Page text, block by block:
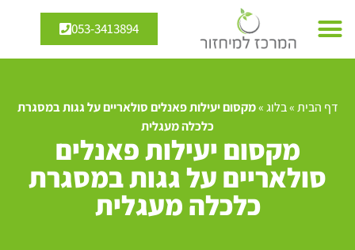
053-3413894
דף הבית»בלוג»מקסום יעילות פאנלים סולאריים על גגות במסגרת
כלכלה מעגלית
מקסום יעילות פאנלים
סולאריים על גגות במסגרת
כלכלה מעגלית